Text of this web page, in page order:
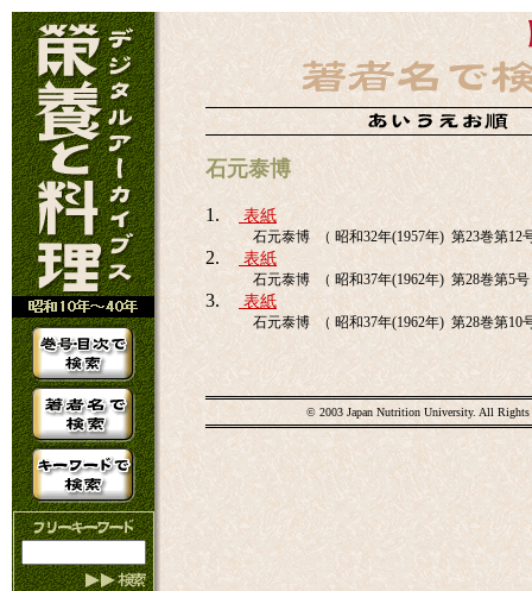
石元泰博
1. 表紙
石元泰博 （ 昭和32年(1957年) 第23巻第12
2. 表紙
石元泰博 （ 昭和37年(1962年) 第28巻第5号
3. 表紙
石元泰博 （ 昭和37年(1962年) 第28巻第10
© 2003 Japan Nutrition University. All Rights